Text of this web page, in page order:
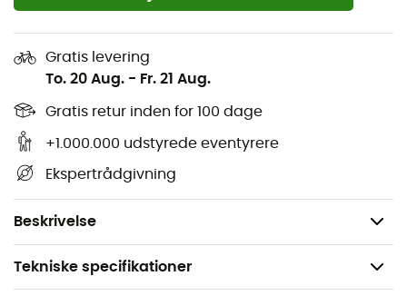
Gratis levering
To. 20 Aug. - Fr. 21 Aug.
Gratis retur inden for 100 dage
+1.000.000 udstyrede eventyrere
Ekspertrådgivning
Beskrivelse
genanvendt polyester, 36 % polyester - 186 g/m²
bagside, 57 % genanvendt polyester, 33 %
polyester, 10 % elastan - 243 g/m²
Indsats: Børstet strikket mesh, 100 % genanvendt
polyester - 95 g/m²
Bluesign®-certificeret produkt
Vægt: 475 g
Tekniske specifikationer